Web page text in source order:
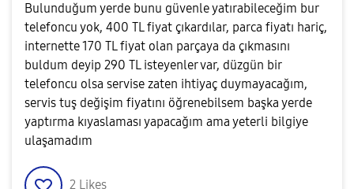
Bulunduğum yerde bunu güvenle yatırabileceğim bur
telefoncu yok, 400 TL fiyat çıkardılar, parca fiyatı hariç,
internette 170 TL fiyat olan parçaya da çıkmasını
buldum deyip 290 TL isteyenler var, düzgün bir
telefoncu olsa servise zaten ihtiyaç duymayacağım,
servis tuş değişim fiyatını öğrenebilsem başka yerde
yaptırma kıyaslaması yapacağım ama yeterli bilgiye
ulaşamadım
2 Likes